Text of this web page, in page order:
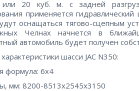
20 куб. м. с задней
применяется
оснащаться тягово-сцепным
Челнах начнется в
автомобиль будет получен
шасси JAC N350:
формула: 6х4
мм: 8200-8513х2545х3150